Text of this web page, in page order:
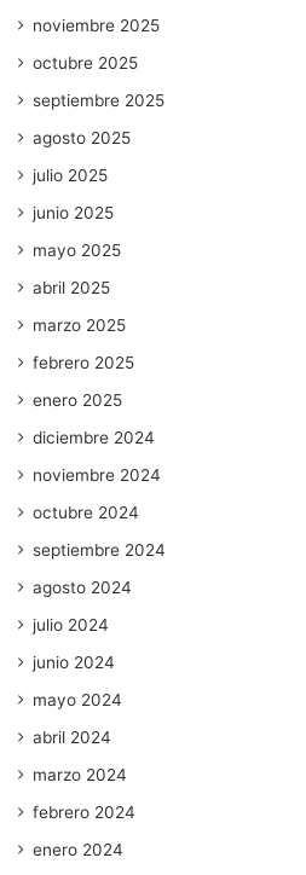
noviembre 2025
octubre 2025
septiembre 2025
agosto 2025
julio 2025
junio 2025
mayo 2025
abril 2025
marzo 2025
febrero 2025
enero 2025
diciembre 2024
noviembre 2024
octubre 2024
septiembre 2024
agosto 2024
julio 2024
junio 2024
mayo 2024
abril 2024
marzo 2024
febrero 2024
enero 2024